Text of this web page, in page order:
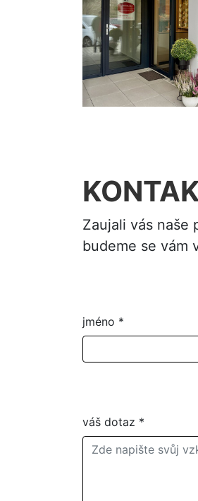
Zaujali vás naše
budeme se vám
jméno *
váš dotaz *